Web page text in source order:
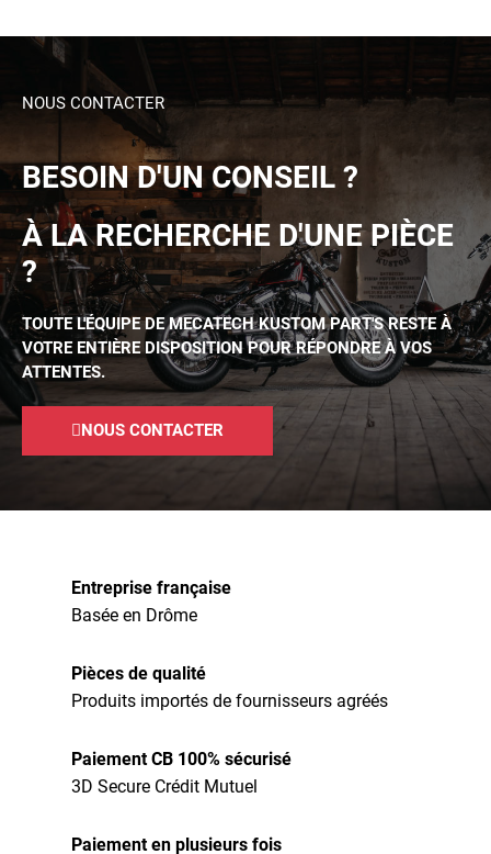
NOUS CONTACTER
BESOIN D'UN CONSEIL ?
À LA RECHERCHE D'UNE PIÈCE
?
TOUTE L'ÉQUIPE DE MECATECH KUSTOM PART'S RESTE À
VOTRE ENTIÈRE DISPOSITION POUR RÉPONDRE À VOS
ATTENTES.
NOUS CONTACTER
Entreprise française
Basée en Drôme
Pièces de qualité
Produits importés de fournisseurs agréés
Paiement CB 100% sécurisé
3D Secure Crédit Mutuel
Paiement en plusieurs fois